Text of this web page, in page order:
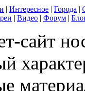
| Интересное | Города |
| Видео | Форум |
сайт